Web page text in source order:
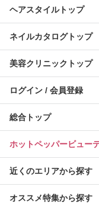
ヘアスタイルトップ
ネイルカタログトップ
美容クリニックトップ
ログイン / 会員登録
総合トップ
ホットペッパービュー
近くのエリアから探す
オススメ特集から探す